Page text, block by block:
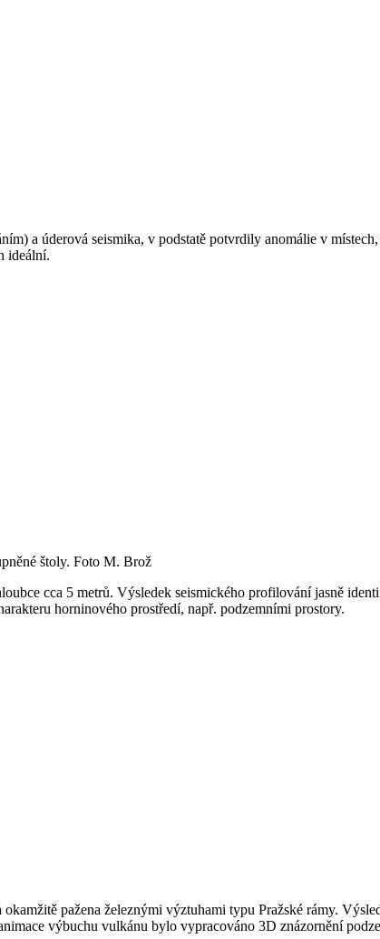
a úderová seismika, v podstatě potvrdily anomálie v
ideální.
štoly. Foto M. Brož
cca 5 metrů. Výsledek seismického profilování jasně
horninového prostředí, např. podzemními prostory.
pažena železnými výztuhami typu Pražské rámy.
výbuchu vulkánu bylo vypracováno 3D znázornění